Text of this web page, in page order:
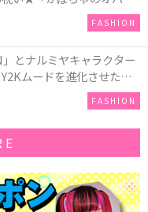
売！Q-pot CAFE.では
プレート」も登場
FASHION
とナルミヤキャラクター
ムードを進化させた新
FASHION